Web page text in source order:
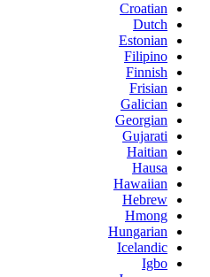
Croatian
Dutch
Estonian
Filipino
Finnish
Frisian
Galician
Georgian
Gujarati
Haitian
Hausa
Hawaiian
Hebrew
Hmong
Hungarian
Icelandic
Igbo